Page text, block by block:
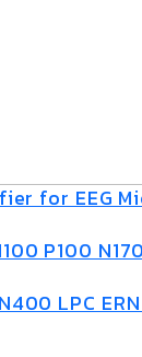
for EEG
P100
LPC ERN